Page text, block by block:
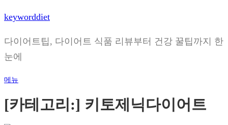
내
으
로
바
로
기
keyworddiet
다이어트팁, 다이어트 식품 리뷰부터 건강 꿀팁까지 한
눈에
메뉴
[카테고리:] 키토제닉다이어트